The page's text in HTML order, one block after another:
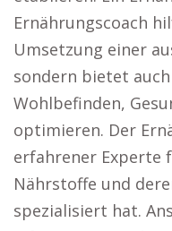
Ernährungscoach
Umsetzung einer
sondern bietet
Wohlbefinden,
optimieren. Der
erfahrener Experte
Nährstoffe und
spezialisiert hat.